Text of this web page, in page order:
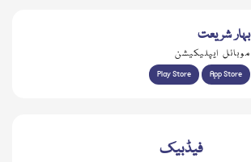
بہار شریعت
موبائل ایپلیکیشن
Play Store App Store
فیڈبیک